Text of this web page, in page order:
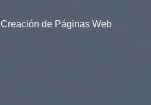
Creación de Páginas Web